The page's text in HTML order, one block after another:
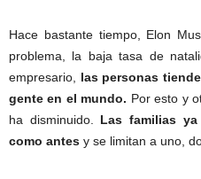
Hace bastante tiempo, Elon
problema, la baja tasa de
empresario, las personas
gente en el mundo. Por esto y
ha disminuido.
Las familias
como antes y se limitan a uno,